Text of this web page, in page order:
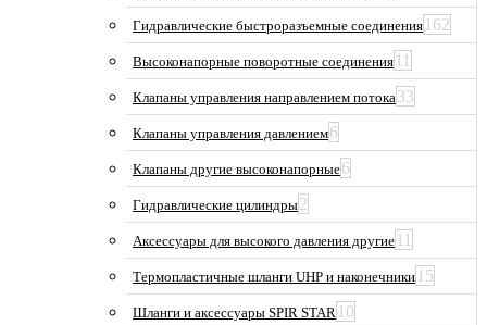
Гидравлические быстроразъемные соединения 162
Высоконапорные поворотные соединения 11
Клапаны управления направлением потока33
Клапаны управления давлением6
Клапаны другие высоконапорные6
Гидравлические цилиндры2
Аксессуары для высокого давления другие 11
Термопластичные шланги UHP и наконечники 15
Шланги и аксессуары SPIR STAR 10